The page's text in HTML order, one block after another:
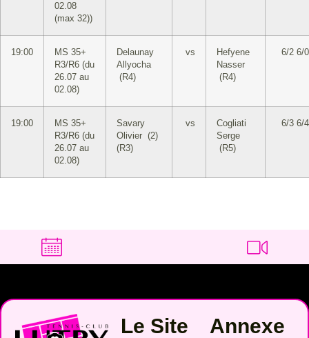
02.08
(max 32))
19:00
MS 35+
R3/R6 (du
26.07 au
02.08)
Delaunay
Allyocha
(R4)
vs
Hefyene
Nasser
(R4)
6/2 6/0
19:00
MS 35+
R3/R6 (du
26.07 au
02.08)
Savary
Olivier (2)
(R3)
vs
Cogliati
Serge
(R5)
6/3 6/4
Le Site
Annexe